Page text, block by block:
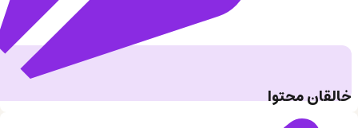
خالقان محتوا